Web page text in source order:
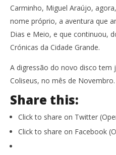
Carminho, Miguel Araújo,
nome próprio, a aventura que
Dias e Meio, e que continuou,
Crónicas da Cidade Grande.
A digressão do novo disco tem
Coliseus, no mês de Novembro.
Share this:
Click to share on Twitter
Click to share on Facebook